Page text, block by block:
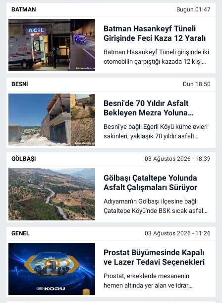
BATMAN Bugün 01:47
Batman Hasankeyf Tüneli
Girişinde Feci Kaza 12 Yaralı
Batman Hasankeyf Tüneli girişinde iki
otomobilin çarpıştığı kazada 12 kişi
BESNI Dün 18:50
Besni'de 70 Yıldır Asfalt
Bekleyen Mezra Yoluna
Tepki
Besni'ye bağlı Eğerli Köyü küme evleri
sakinleri, yaklaşık 70 yıldır asfalt
yerinde incelenmesini istedi.
GÖLBAŞI 03 Ağustos 2026 - 18:39
Gölbaşı Çataltepe Yolunda
Asfalt Çalışmaları Sürüyor
Adıyaman'ın Gölbaşı ilçesine bağlı
Çataltepe Köyü'nde BSK sıcak asfalt
programın 38 kilometresi tamamlandı.
GENEL 03 Ağustos 2026 - 11:26
Prostat Büyümesinde Kapalı
ve Lazer Tedavi Seçenekleri
Prostat, erkeklerde mesanenin
hemen altında yer alan ve idrar
Çevre
BİLİM VE TEKNOLOJİ
Şambayat Haber